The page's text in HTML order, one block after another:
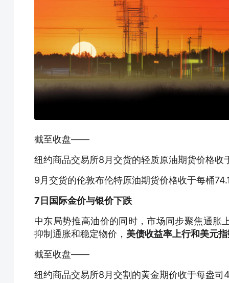
截至收盘——
纽约商品交易所8月交货的轻质原油期货价格
9月交货的伦敦布伦特原油期货价格收于每桶
7日国际金价与银价下跌
中东局势推高油价的同时，市场同步聚焦通胀
抑制通胀和稳定物价， 美债收益率上行和美元
截至收盘——
纽约商品交易所8月交割的黄金期价收于每盎